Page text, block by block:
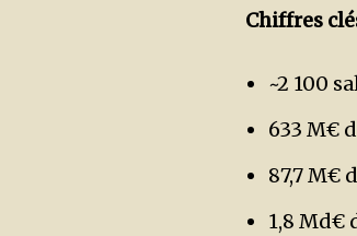
Chiffres
~2 100
633 M€
87,7 M€
1,8 Md€